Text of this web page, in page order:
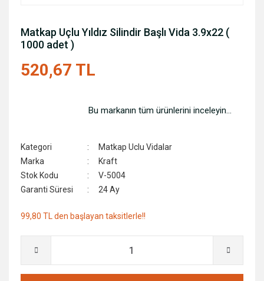
Matkap Uçlu Yıldız Silindir Başlı Vida 3.9x22 (
1000 adet )
520,67 TL
Bu markanın tüm ürünlerini inceleyin...
Kategori
Matkap Uclu Vidalar
Marka
Kraft
Stok Kodu
V-5004
Garanti Süresi
24 Ay
99,80 TL den başlayan taksitlerle!!